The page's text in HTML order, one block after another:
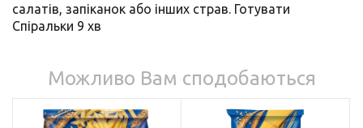
салатів, запіканок або інших страв. Готувати
Спіральки 9 хв
Можливо Вам сподобаються